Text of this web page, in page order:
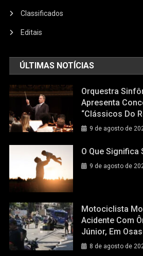
Classificados
Editais
ÚLTIMAS NOTÍCIAS
Orquestra
Apresenta
“Clássicos Do
9 de agosto de
O Que Significa
9 de agosto de
Motociclista
Acidente Com
Júnior, Em
8 de agosto de